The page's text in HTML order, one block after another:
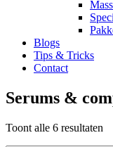
Blogs
Tips & Tricks
Contact
Serums &
Toont alle 6 resultaten